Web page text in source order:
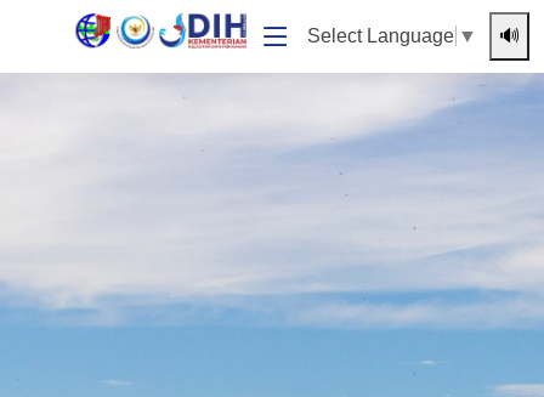
Select Language ▼ 🔊